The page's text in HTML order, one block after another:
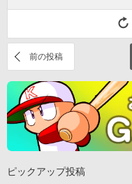
前の投稿
ピックアップ投稿